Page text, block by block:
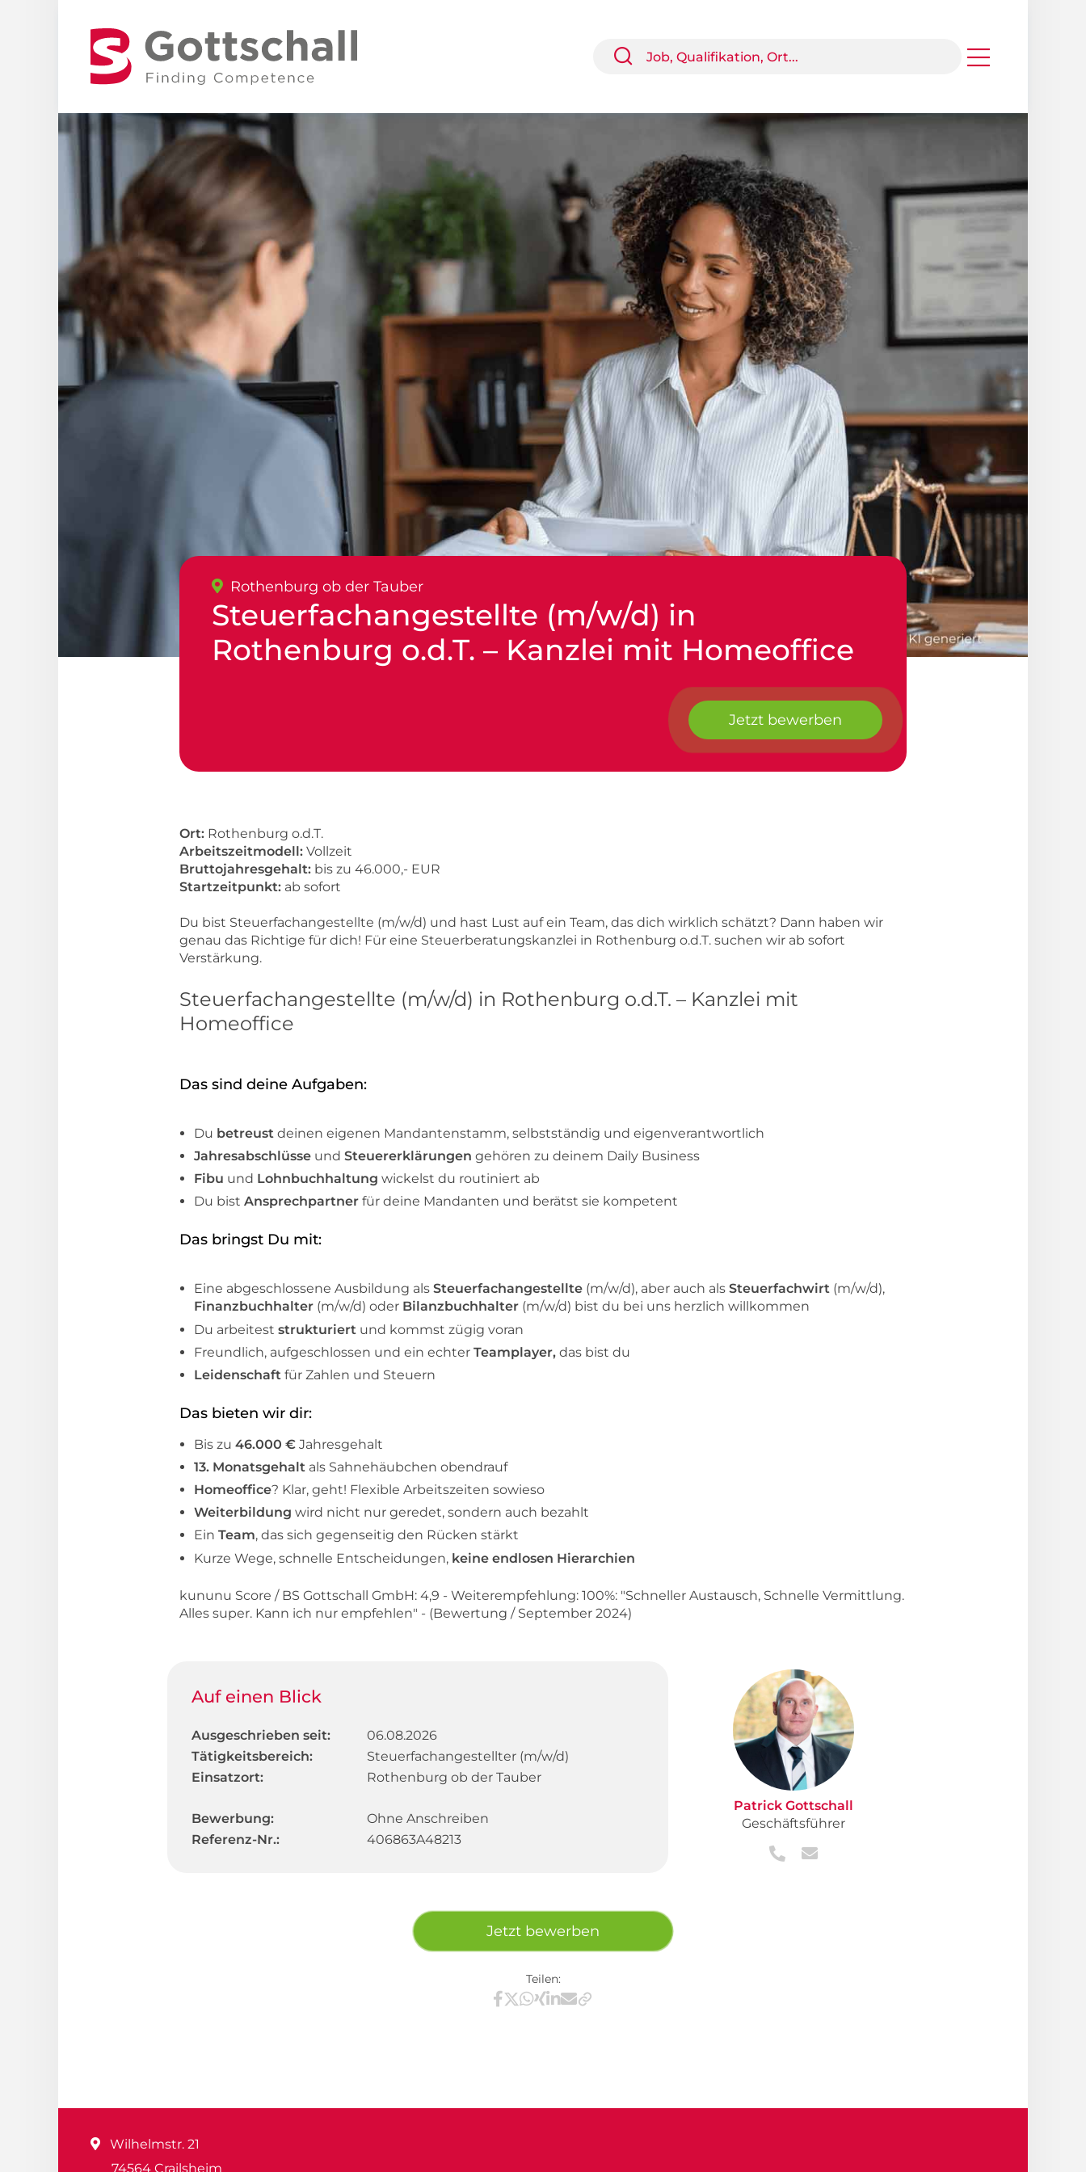
Rothenburg ob der Tauber
Steuerfachangestellte (m/w/d) in
Rothenburg o.d.T. – Kanzlei mit Homeoffice
Jetzt bewerben
Ort: Rothenburg o.d.T.
Arbeitszeitmodell: Vollzeit
Bruttojahresgehalt: bis zu 46.000,- EUR
Startzeitpunkt: ab sofort
Du bist Steuerfachangestellte (m/w/d) und hast Lust auf ein Team, das dich wirklich schätzt? Dann haben wir
genau das Richtige für dich! Für eine Steuerberatungskanzlei in Rothenburg o.d.T. suchen wir ab sofort
Verstärkung.
Steuerfachangestellte (m/w/d) in Rothenburg o.d.T. – Kanzlei mit
Homeoffice
Das sind deine Aufgaben:
Du betreust deinen eigenen Mandantenstamm, selbstständig und eigenverantwortlich
Jahresabschlüsse und Steuererklärungen gehören zu deinem Daily Business
Fibu und Lohnbuchhaltung wickelst du routiniert ab
Du bist Ansprechpartner für deine Mandanten und berätst sie kompetent
Das bringst Du mit:
Eine abgeschlossene Ausbildung als Steuerfachangestellte (m/w/d), aber auch als Steuerfachwirt (m/w/d),
Finanzbuchhalter (m/w/d) oder Bilanzbuchhalter (m/w/d) bist du bei uns herzlich willkommen
Du arbeitest strukturiert und kommst zügig voran
Freundlich, aufgeschlossen und ein echter Teamplayer, das bist du
Leidenschaft für Zahlen und Steuern
Das bieten wir dir:
Bis zu 46.000 € Jahresgehalt
13. Monatsgehalt als Sahnehäubchen obendrauf
Homeoffice? Klar, geht! Flexible Arbeitszeiten sowieso
Weiterbildung wird nicht nur geredet, sondern auch bezahlt
Ein Team, das sich gegenseitig den Rücken stärkt
Kurze Wege, schnelle Entscheidungen, keine endlosen Hierarchien
kununu Score / BS Gottschall GmbH: 4,9 - Weiterempfehlung: 100%: "Schneller Austausch, Schnelle Vermittlung.
Alles super. Kann ich nur empfehlen" - (Bewertung / September 2024)
Auf einen Blick
Ausgeschrieben seit:
06.08.2026
Tätigkeitsbereich:
Steuerfachangestellter (m/w/d)
Einsatzort:
Rothenburg ob der Tauber
Bewerbung:
Ohne Anschreiben
Referenz-Nr.:
406863A48213
Patrick Gottschall
Geschäftsführer
Jetzt bewerben
Teilen:
Teilen via Facebook
Teilen via X / Twitter
Teilen via WhatsApp
Teilen via Xing
Teilen via LinkedIn
Teilen via E-Mail
Wilhelmstr. 21
74564 Crailsheim